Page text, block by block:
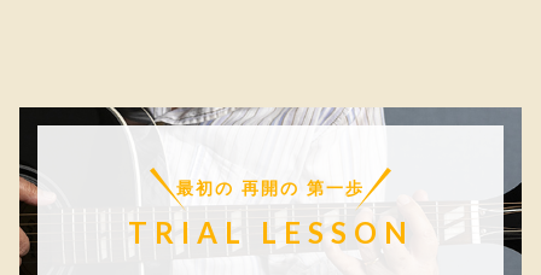
最初の 再開の 第一歩
TRIAL LESSON